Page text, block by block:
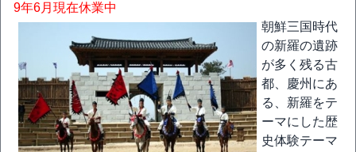
9年6月現在休業中
朝鮮三国時代
の新羅の遺跡
が多く残る古
都、慶州にあ
る、新羅をテ
ーマにした歴
史体験テーマ